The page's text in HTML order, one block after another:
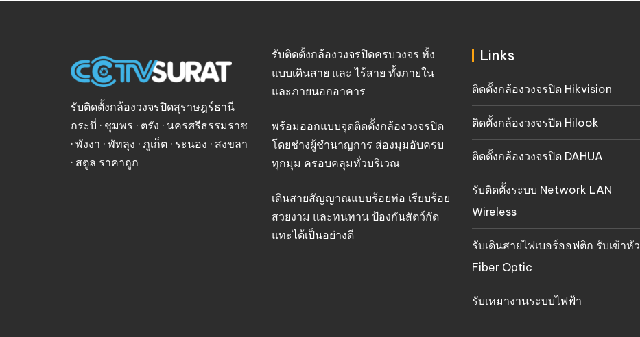
รับติดตั้งกล้องวงจรปิดสุราษฎร์ธานี
กระบี่ · ชุมพร · ตรัง · นครศรีธรรมราช
· พังงา · พัทลุง · ภูเก็ต · ระนอง · สงขลา
· สตูล ราคาถูก
รับติดตั้งกล้องวงจรปิดครบวงจร ทั้ง
แบบเดินสาย และ ไร้สาย ทั้งภายใน
และภายนอกอาคาร
พร้อมออกแบบจุดติดตั้งกล้องวงจรปิด
โดยช่างผู้ชำนาญการ ส่องมุมอับครบ
ทุกมุม ครอบคลุมทั่วบริเวณ
เดินสายสัญญาณแบบร้อยท่อ เรียบร้อย
สวยงาม และทนทาน ป้องกันสัตว์กัด
แทะได้เป็นอย่างดี
Links
ติดตั้งกล้องวงจรปิด Hikvision
ติดตั้งกล้องวงจรปิด Hilook
ติดตั้งกล้องวงจรปิด DAHUA
รับติดตั้งระบบ Network LAN
Wireless
รับเดินสายไฟเบอร์ออฟติก รับเข้าหัว
Fiber Optic
รับเหมางานระบบไฟฟ้า